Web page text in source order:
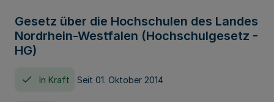
Gesetz über die Hochschulen des Landes
Nordrhein-Westfalen (Hochschulgesetz -
HG)
In Kraft Seit 01. Oktober 2014